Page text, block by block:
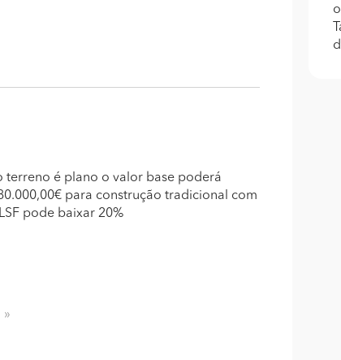
é plano o valor base poderá
para construção tradicional com
pode baixar 20%